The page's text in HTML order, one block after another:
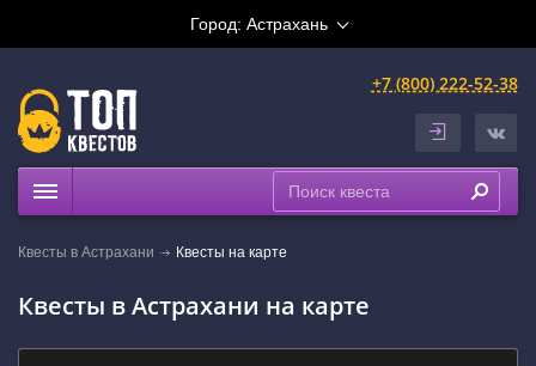
Город: Астрахань
+7 (800) 222-52-38
Рейтинги
Квесты в Астрахани Квесты на карте
Квесты в Астрахани на карте